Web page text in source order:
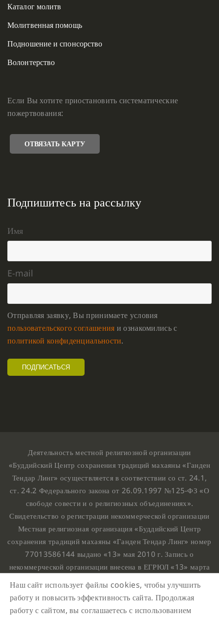
Каталог молитв
Молитвенная помощь
Подношение и спонсорство
Волонтерство
Если Вы хотите приостановить систематические
пожертвования:
ОТВЯЗАТЬ КАРТУ
Подпишитесь на рассылку
Имя
E-mail
Отправляя заявку, Вы принимаете условия
пользовательского соглашения и ознакомились с
политикой конфиденциальности.
Деятельность местной религиозной организации
«Буддийский Центр сохранения традиций махаяны «Ганден
Тендар Линг» осуществляется в соответствии со ст. 24.1,
ст. 24.2 Федерального закона от 26.09.1997 №125-ФЗ «О
свободе совести и о религиозных объединениях».
Свидетельство о регистрации некоммерческой организации
Местная религиозная организация «Буддийский Центр
сохранения традиций махаяны «Ганден Тендар Линг» номер
77013586144 выдано «13» мая 2010 г. Запись о
некоммерческой организации внесена в ЕГРЮЛ «13» марта
номером 1107799015708.
Ганден Тендар Линг © 2020 Все права защищены
Наш сайт использует файлы cookies, чтобы улучшить
работу и повысить эффективность сайта. Продолжая
работу с сайтом, вы соглашаетесь с использованием